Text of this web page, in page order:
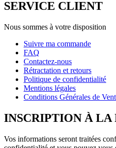
SERVICE CLIENT
Nous sommes à votre disposition
Suivre ma commande
FAQ
Contactez-nous
Rétractation et retours
Politique de confidentialité
Mentions légales
Conditions Générales de
INSCRIPTION À LA
Vos informations seront traitées